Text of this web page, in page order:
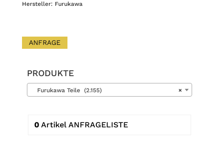
Hersteller: Furukawa
ANFRAGE
PRODUKTE
×
Furukawa Teile (2.155)
0Artikel ANFRAGELISTE